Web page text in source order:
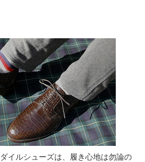
イルシューズは、履き心地は勿論の